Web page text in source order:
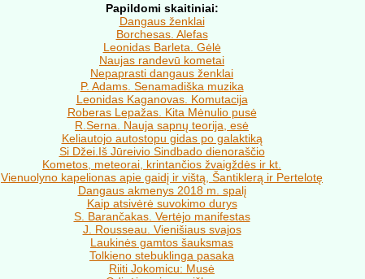
Papildomi skaitiniai:
Dangaus ženklai
Borchesas. Alefas
Leonidas Barleta. Gėlė
Naujas randevū kometai
Nepaprasti dangaus ženklai
P. Adams. Senamadiška muzika
Leonidas Kaganovas. Komutacija
Roberas Lepažas. Kita Mėnulio pusė
R.Serna. Nauja sapnų teorija, esė
Keliautojo autostopu gidas po galaktiką
Si Džei.Iš Jūreivio Sindbado dienoraščio
Kometos, meteorai, krintančios žvaigždės ir kt.
Vienuolyno kapelionas apie gaidį ir vištą, Šantiklerą ir Pertelotę
Dangaus akmenys 2018 m. spalį
Kaip atsivėrė suvokimo durys
S. Barančakas. Vertėjo manifestas
J. Rousseau. Vienišiaus svajos
Laukinės gamtos šauksmas
Tolkieno stebuklinga pasaka
Riiti Jokomicu: Musė